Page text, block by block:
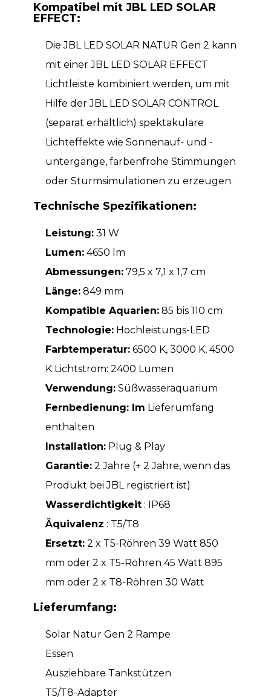
Kompatibel mit JBL LED SOLAR
EFFECT:
Die JBL LED SOLAR NATUR Gen 2 kann
mit einer JBL LED SOLAR EFFECT
Lichtleiste kombiniert werden, um mit
Hilfe der JBL LED SOLAR CONTROL
(separat erhältlich) spektakuläre
Lichteffekte wie Sonnenauf- und -
untergänge, farbenfrohe Stimmungen
oder Sturmsimulationen zu erzeugen.
Technische Spezifikationen:
Leistung:31 W
Lumen:4650 lm
Abmessungen:79,5 x 7,1 x 1,7 cm
Länge:849 mm
Kompatible Aquarien:85 bis 110 cm
Technologie:Hochleistungs-LED
Farbtemperatur:6500 K, 3000 K, 4500
K Lichtstrom: 2400 Lumen
Verwendung:Süßwasseraquarium
Fernbedienung: Im Lieferumfang
enthalten
Installation:Plug & Play
Garantie:2 Jahre (+ 2 Jahre, wenn das
Produkt bei JBL registriert ist)
Wasserdichtigkeit: IP68
Äquivalenz : T5/T8
Ersetzt:2 x T5-Röhren 39 Watt 850
mm oder 2 x T5-Röhren 45 Watt 895
mm oder 2 x T8-Röhren 30 Watt
Lieferumfang:
Solar Natur Gen 2 Rampe
Essen
Ausziehbare Tankstützen
T5/T8-Adapter